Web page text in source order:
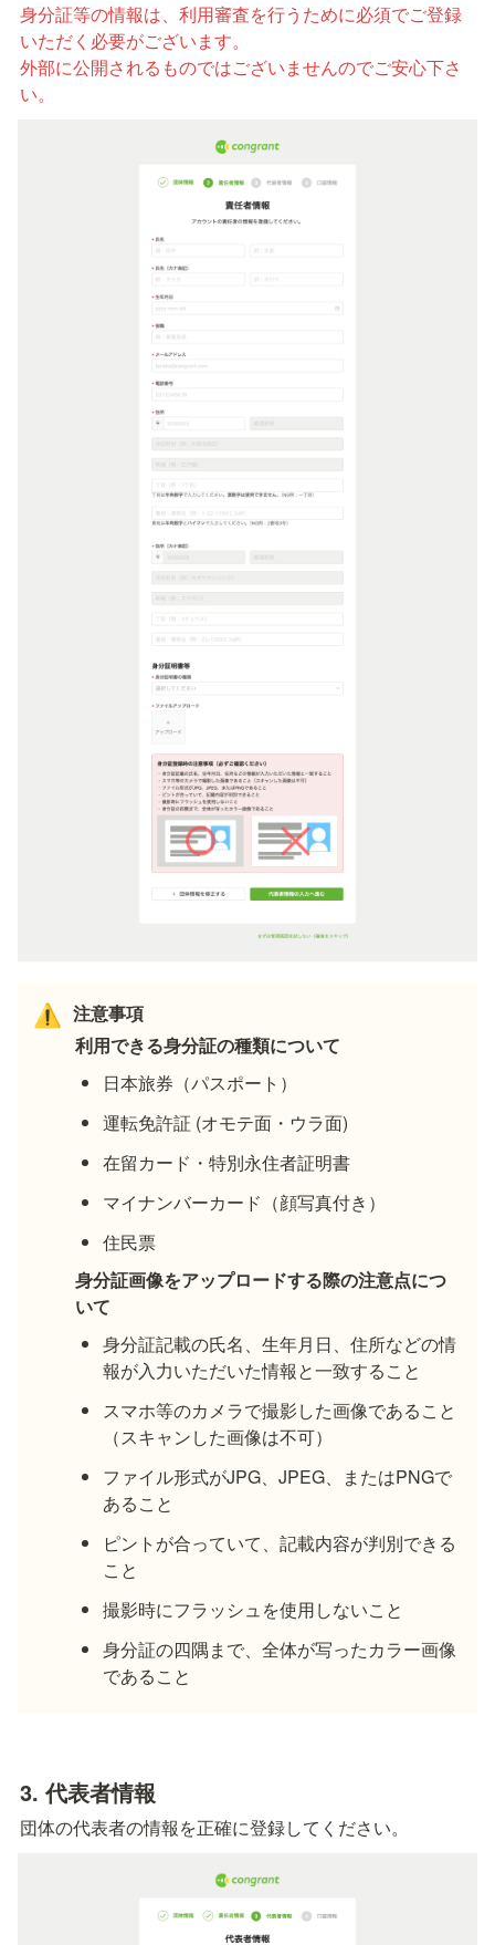
身分証等の情報は、利用審査を行うために必須でご登録
いただく必要がございます。
外部に公開されるものではございませんのでご安心下さ
い。
⚠️ 注意事項
利用できる身分証の種類について
日本旅券（パスポート）
運転免許証 (オモテ面・ウラ面)
在留カード・特別永住者証明書
マイナンバーカード（顔写真付き）
身分証画像をアップロードする際の注意点につ
いて
身分証記載の氏名、生年月日、住所などの情
報が入力いただいた情報と一致すること
スマホ等のカメラで撮影した画像であること
（スキャンした画像は不可）
ファイル形式がJPG、JPEG、またはPNGで
あること
ピントが合っていて、記載内容が判別できる
こと
撮影時にフラッシュを使用しないこと
身分証の四隅まで、全体が写ったカラー画像
であること
3. 代表者情報
団体の代表者の情報を正確に登録してください。